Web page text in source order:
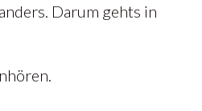
Darum gehts in